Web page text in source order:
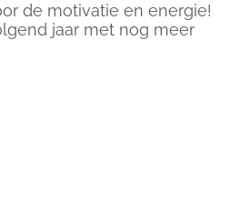
de motivatie en energie!
jaar met nog meer